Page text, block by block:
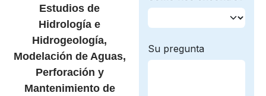
Estudios de
Hidrología e
Hidrogeología,
Modelación de Aguas,
Perforación y
Mantenimiento de